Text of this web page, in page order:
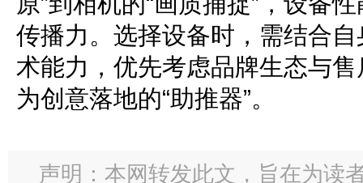
传播力。选择设备时，需结合
术能力，优先考虑品牌生态与
为创意落地的“助推器”。
声明：本网转发此文，旨在为读